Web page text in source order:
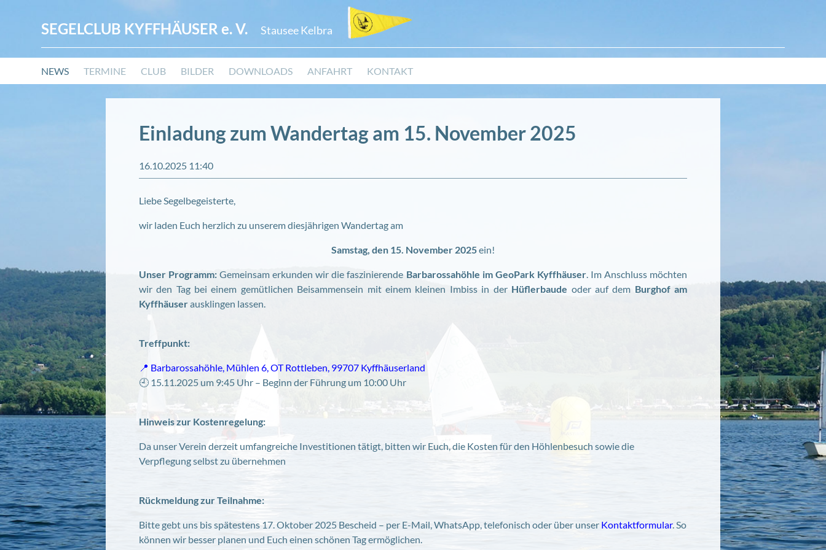
SEGELCLUB KYFFHÄUSERe. V. Stausee Kelbra
Navigation
überspringen
NEWS TERMINE CLUB BILDER DOWNLOADS ANFAHRT KONTAKT
Einladung zum Wandertag am 15. November 2025
16.10.2025 11:40
Liebe Segelbegeisterte,
wir laden Euch herzlich zu unserem diesjährigen Wandertag am
Samstag, den 15. November 2025ein!
Unser Programm:Gemeinsam erkunden wir die faszinierende Barbarossahöhle im GeoPark Kyffhäuser. Im Anschluss möchten
wir den Tag bei einem gemütlichen Beisammensein mit einem kleinen Imbiss in der Hüflerbaude oder auf dem Burghof am
Kyffhäuserausklingen lassen.
Treffpunkt:
📍 Barbarossahöhle, Mühlen 6, OT Rottleben, 99707 Kyffhäuserland
🕘 15.11.2025 um 9:45 Uhr – Beginn der Führung um 10:00 Uhr
Hinweis zur Kostenregelung:
Da unser Verein derzeit umfangreiche Investitionen tätigt, bitten wir Euch, die Kosten für den Höhlenbesuch sowie die
Verpflegung selbst zu übernehmen
Rückmeldung zur Teilnahme:
Bitte gebt uns bis spätestens 17. Oktober 2025 Bescheid – per E-Mail, WhatsApp, telefonisch oder über unser Kontaktformular. So
können wir besser planen und Euch einen schönen Tag ermöglichen.